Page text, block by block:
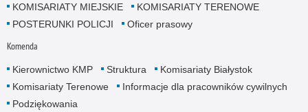
KOMISARIATY MIEJSKIE
KOMISARIATY TERENOWE
POSTERUNKI POLICJI
Oficer prasowy
Komenda
Kierownictwo KMP Struktura
Komisariaty Białystok
Komisariaty Terenowe
Informacje dla pracowników cywilnych
Podziękowania